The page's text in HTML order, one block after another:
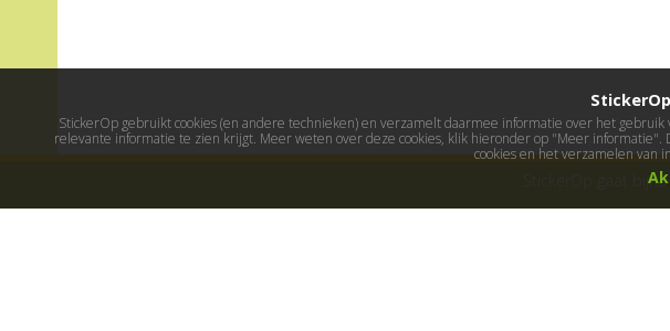
StickerOp gaat
StickerOp gebruikt cookies (en andere technieken) en verzamelt daarmee informatie over het
relevante informatie te zien krijgt. Meer weten over deze cookies, klik hieronder op "Meer
cookies en het verzamelen van